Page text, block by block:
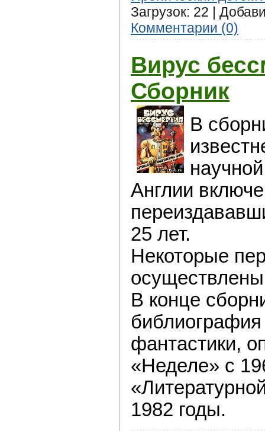
Загрузок: 22 |
Комментарии (0)
Вирус
Сборник
В
Англии
25 лет.
Некоторые
В конце
фантастики,
«Неделе» с
1982 годы.